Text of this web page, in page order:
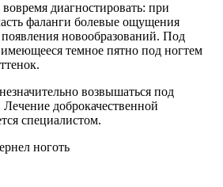
диагностировать: при
фаланги болевые ощущения
новообразований. Под
темное пятно под ногтем
возвышаться под
доброкачественной
специалистом.